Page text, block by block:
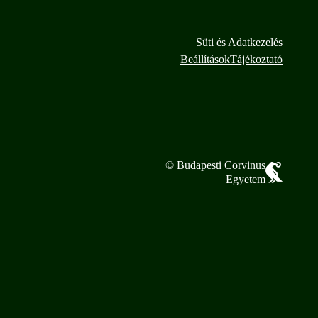
Süti és Adatkezelés
BeállításokTájékoztató
© Budapesti Corvinus
Egyetem